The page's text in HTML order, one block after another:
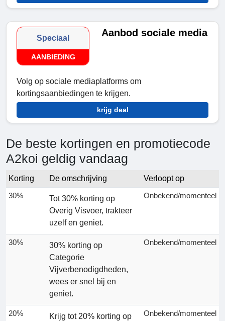
Speciaal
AANBIEDING
Aanbod sociale media
Volg op sociale mediaplatforms om
kortingsaanbiedingen te krijgen.
krijg deal
De beste kortingen en promotiecode
A2koi geldig vandaag
Korting De omschrijving
Verloopt op
30%
Tot 30% korting op
Overig Visvoer, trakteer
uzelf en geniet.
Onbekend/momenteel
30%
30% korting op
Categorie
Vijverbenodigdheden,
wees er snel bij en
geniet.
Onbekend/momenteel
20%
Krijg tot 20% korting op
Onbekend/momenteel